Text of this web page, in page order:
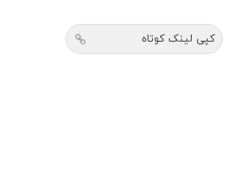
کپی لینک کوتاه